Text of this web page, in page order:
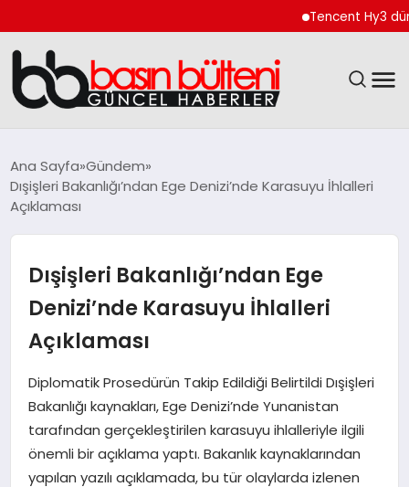
Tencent Hy3 dünya
GÜNCEL
MAGAZIN
SAĞLIK
SPOR
TEKNOLOJI
YAŞAM
Ana Sayfa Gündem
Dışişleri Bakanlığı’ndan Ege Denizi’nde Karasuyu İhlalleri
Açıklaması
Dışişleri Bakanlığı’ndan Ege
Denizi’nde Karasuyu İhlalleri
Açıklaması
Diplomatik Prosedürün Takip Edildiği Belirtildi Dışişleri
Bakanlığı kaynakları, Ege Denizi’nde Yunanistan
tarafından gerçekleştirilen karasuyu ihlalleriyle ilgili
önemli bir açıklama yaptı. Bakanlık kaynaklarından
yapılan yazılı açıklamada, bu tür olaylarda izlenen